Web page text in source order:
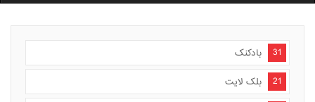
بادکنک
31
بلک لایت
21